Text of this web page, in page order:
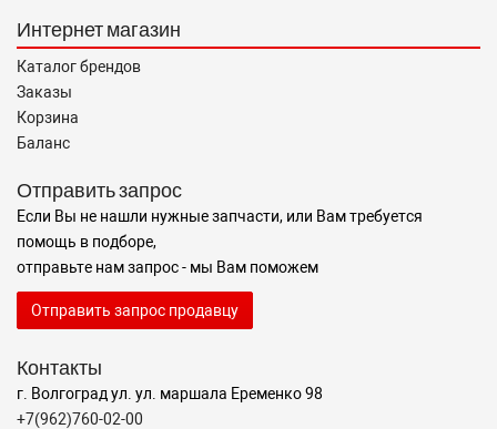
Интернет магазин
Каталог брендов
Заказы
Корзина
Баланс
Отправить запрос
Если Вы не нашли нужные запчасти, или Вам требуется
помощь в подборе,
отправьте нам запрос - мы Вам поможем
Отправить запрос продавцу
Контакты
г. Волгоград ул. ул. маршала Еременко 98
+7(962)760-02-00